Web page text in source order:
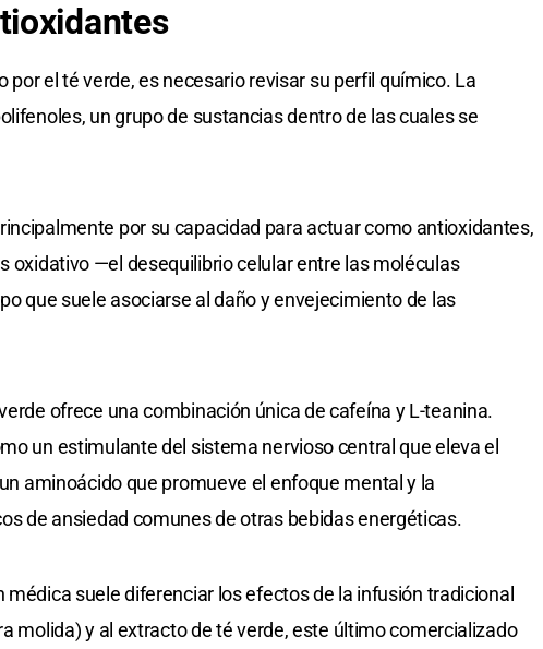
por el té verde, es necesario revisar su perfil químico. La
un grupo de sustancias dentro de las cuales se
por su capacidad para actuar como antioxidantes,
oxidativo —el desequilibrio celular entre las moléculas
que suele asociarse al daño y envejecimiento de las
ofrece una combinación única de cafeína y L-teanina.
un estimulante del sistema nervioso central que eleva el
aminoácido que promueve el enfoque mental y la
de ansiedad comunes de otras bebidas energéticas.
suele diferenciar los efectos de la infusión tradicional
molida) y al extracto de té verde, este último comercializado